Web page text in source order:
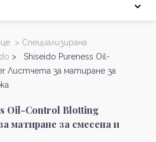
> Специализирана
> Shiseido Pureness Oil-
Листчета за матиране за
Oil-Control Blotting
матиране за смесена и